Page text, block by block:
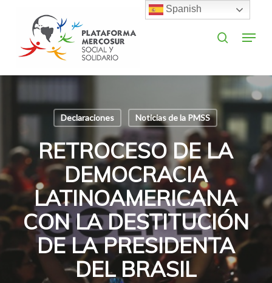
content
Menu
Declaraciones Noticias de la PMSS
RETROCESO DE LA
DEMOCRACIA
LATINOAMERICANA
CON LA DESTITUCIÓN
DE LA PRESIDENTA
DEL BRASIL
Close
Spanish